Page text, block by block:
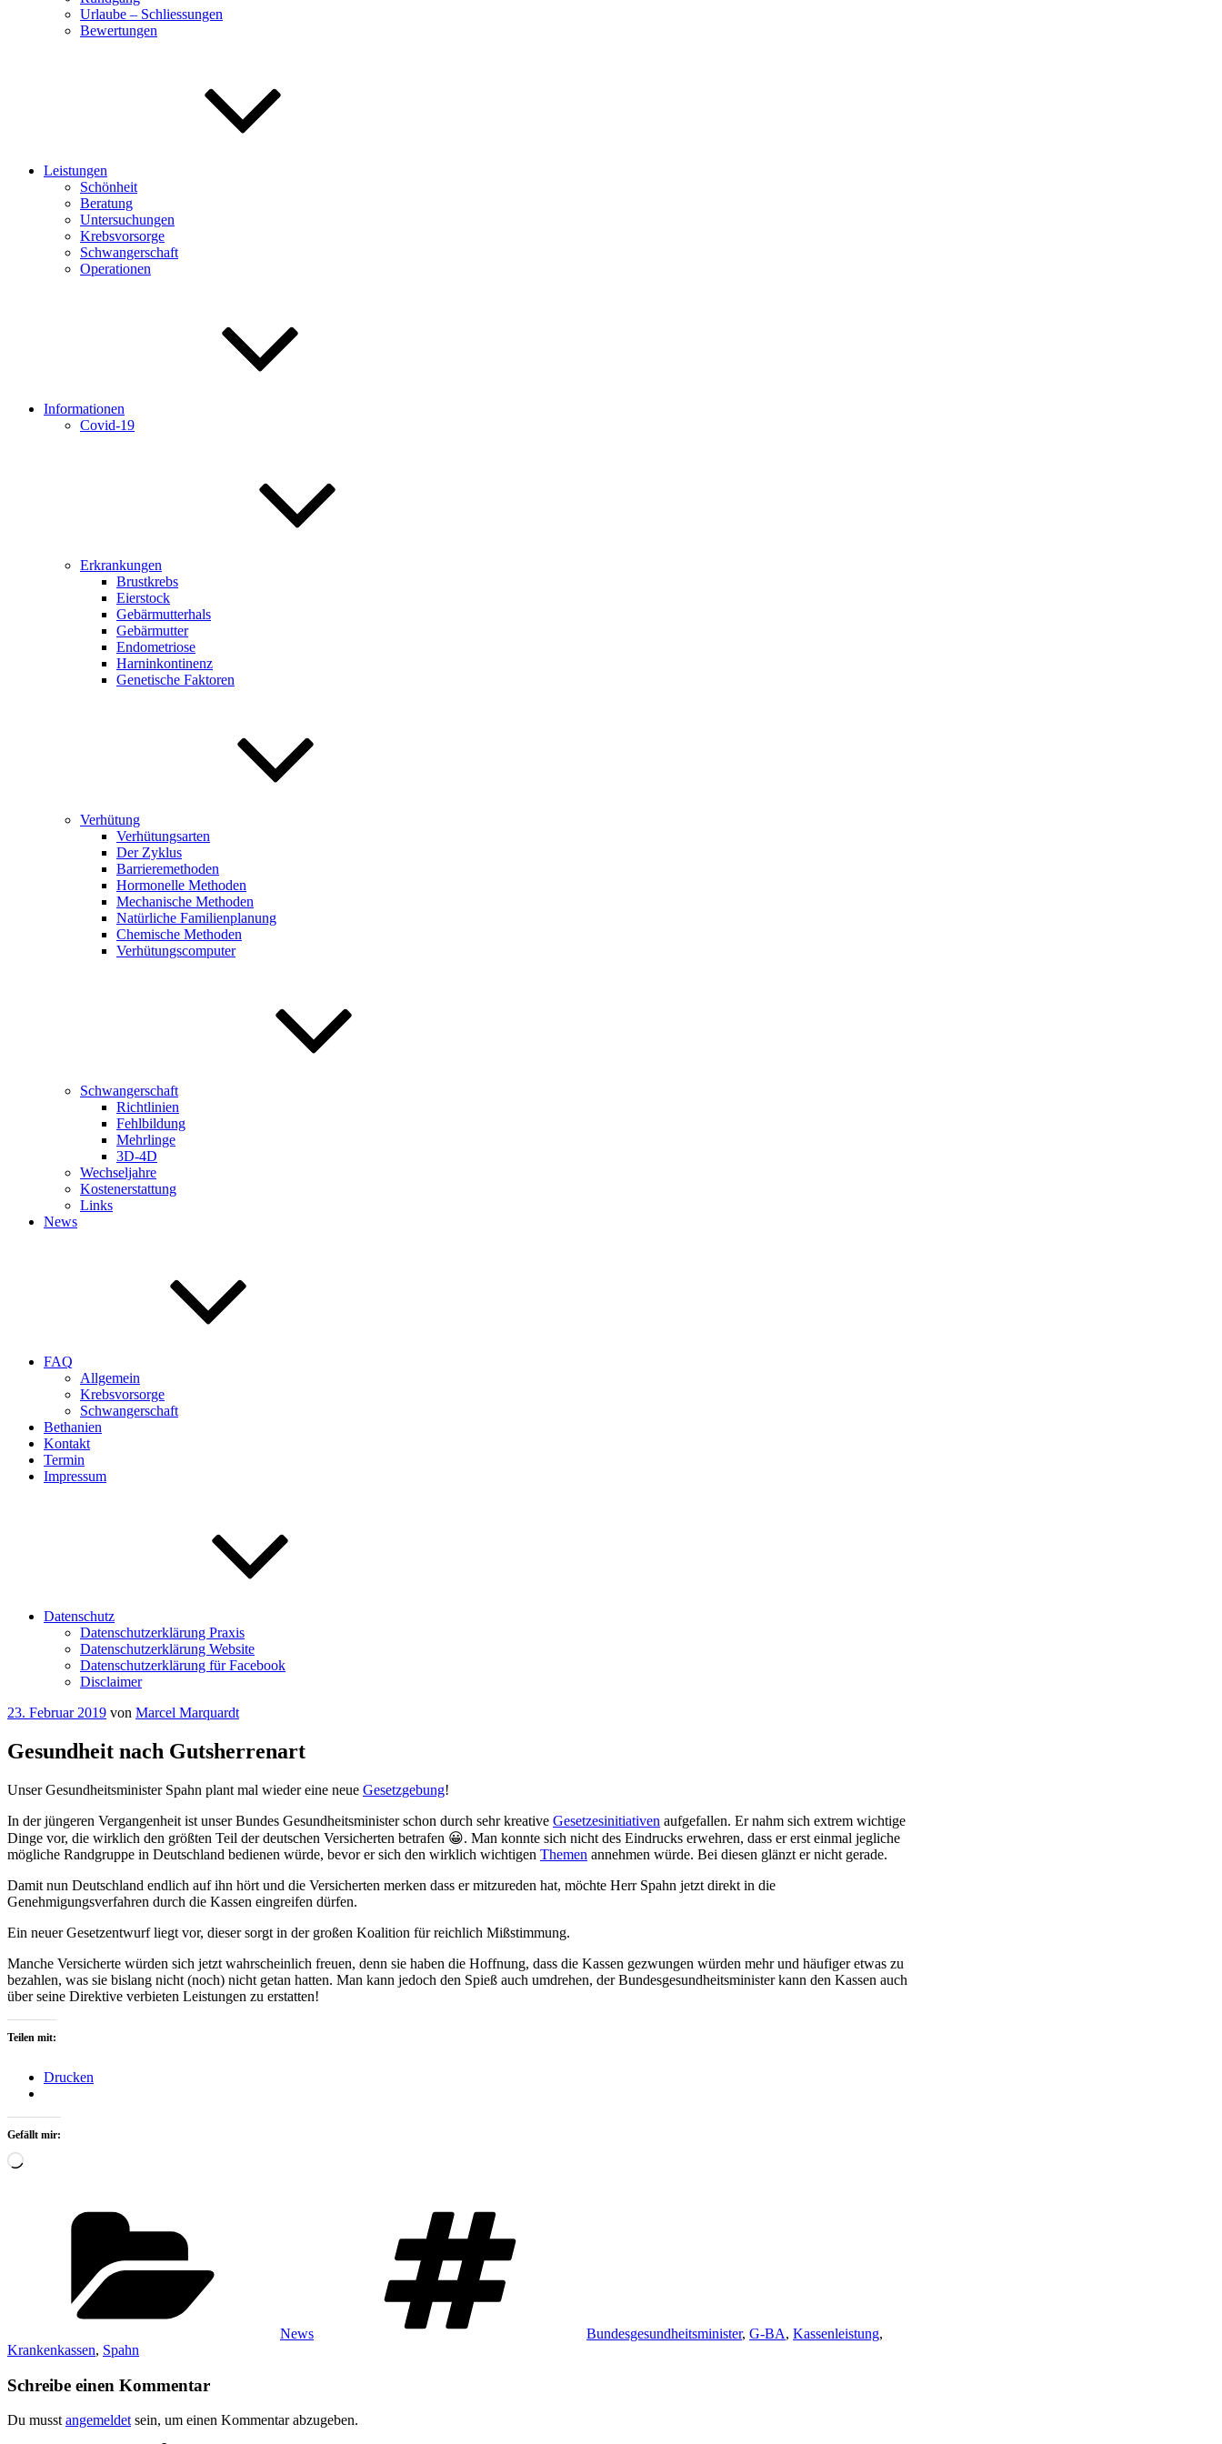
Urlaube – Schliessungen
Bewertungen
Leistungen
Schönheit
Beratung
Untersuchungen
Krebsvorsorge
Schwangerschaft
Operationen
Informationen
Covid-19
Erkrankungen
Brustkrebs
Eierstock
Gebärmutterhals
Gebärmutter
Endometriose
Harninkontinenz
Genetische Faktoren
Verhütung
Verhütungsarten
Der Zyklus
Barrieremethoden
Hormonelle Methoden
Mechanische Methoden
Natürliche Familienplanung
Chemische Methoden
Verhütungscomputer
Schwangerschaft
Richtlinien
Fehlbildung
Mehrlinge
3D-4D
Wechseljahre
Kostenerstattung
Links
News
FAQ
Allgemein
Krebsvorsorge
Schwangerschaft
Bethanien
Kontakt
Termin
Impressum
Datenschutz
Datenschutzerklärung Praxis
Datenschutzerklärung Website
Datenschutzerklärung für Facebook
Disclaimer
Veröffentlicht
23. Februar 2019 von Marcel Marquardt
Gesundheit nach Gutsherrenart
Unser Gesundheitsminister Spahn plant mal wieder eine neue Gesetzgebung!
In der jüngeren Vergangenheit ist unser Bundes Gesundheitsminister schon durch sehr kreative Gesetzesinitiativen aufgefallen. Er nahm sich extrem wichtige
Dinge vor, die wirklich den größten Teil der deutschen Versicherten betrafen 😀. Man konnte sich nicht des Eindrucks erwehren, dass er erst einmal jegliche
mögliche Randgruppe in Deutschland bedienen würde, bevor er sich den wirklich wichtigen Themen annehmen würde. Bei diesen glänzt er nicht gerade.
Damit nun Deutschland endlich auf ihn hört und die Versicherten merken dass er mitzureden hat, möchte Herr Spahn jetzt direkt in die
Genehmigungsverfahren durch die Kassen eingreifen dürfen.
Ein neuer Gesetzentwurf liegt vor, dieser sorgt in der großen Koalition für reichlich Mißstimmung.
Manche Versicherte würden sich jetzt wahrscheinlich freuen, denn sie haben die Hoffnung, dass die Kassen gezwungen würden mehr und häufiger etwas zu
bezahlen, was sie bislang nicht (noch) nicht getan hatten. Man kann jedoch den Spieß auch umdrehen, der Bundesgesundheitsminister kann den Kassen auch
über seine Direktive verbieten Leistungen zu erstatten!
Teilen mit:
Drucken
Gefällt mir:
Wird
News Bundesgesundheitsminister, G-BA, Kassenleistung,
Krankenkassen, Spahn
Schreibe einen Kommentar
Du musst angemeldet sein, um einen Kommentar abzugeben.